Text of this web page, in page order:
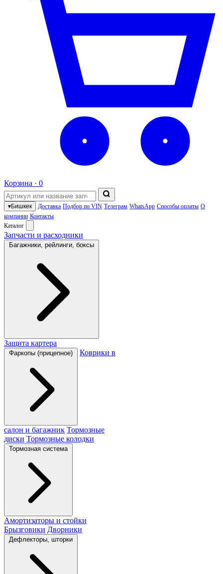
Корзина · 0
▾Бишкек Доставка Подбор по VIN Телеграм WhatsApp Способы оплаты О
компании Контакты
Каталог
Запчасти и расходники
Багажники, рейлинги, боксы
Защита картера
Фаркопы (прицепное) Коврики в
салон и багажник Тормозные
диски Тормозные колодки
Тормозная система
Амортизаторы и стойки
Брызговики Дворники
Дефлекторы, шторки